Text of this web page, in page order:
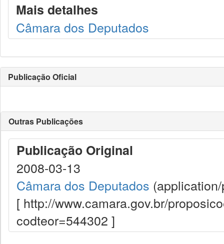
Mais detalhes
Câmara dos Deputados
Publicação Oficial
Outras Publicações
Publicação Original
2008-03-13
Câmara dos Deputados
[ http://www.camara.gov.br/
codteor=544302 ]